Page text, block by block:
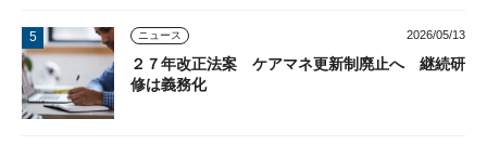
ニュース 2026/05/13
２７年改正法案 ケアマネ更新制廃止へ 継続研
修は義務化